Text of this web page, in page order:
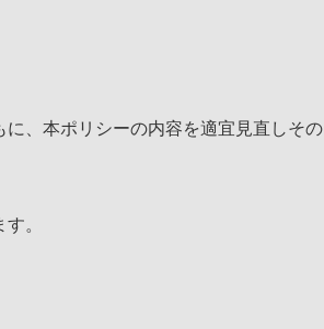
、本ポリシーの内容を適宜見直しその
。